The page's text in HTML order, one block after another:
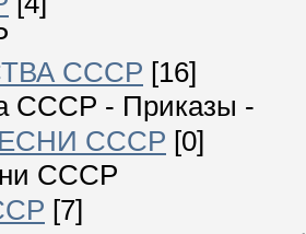
СССР [16]
СССР - Приказы -
СССР [0]
СССР
[7]